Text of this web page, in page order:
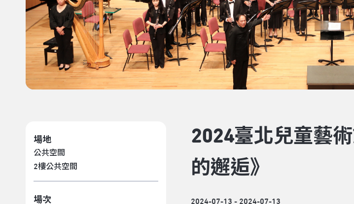
場地
公共空間
2樓公共空間
場次
2024臺北兒童藝
的邂逅》
2024-07-13 - 2024-07-13